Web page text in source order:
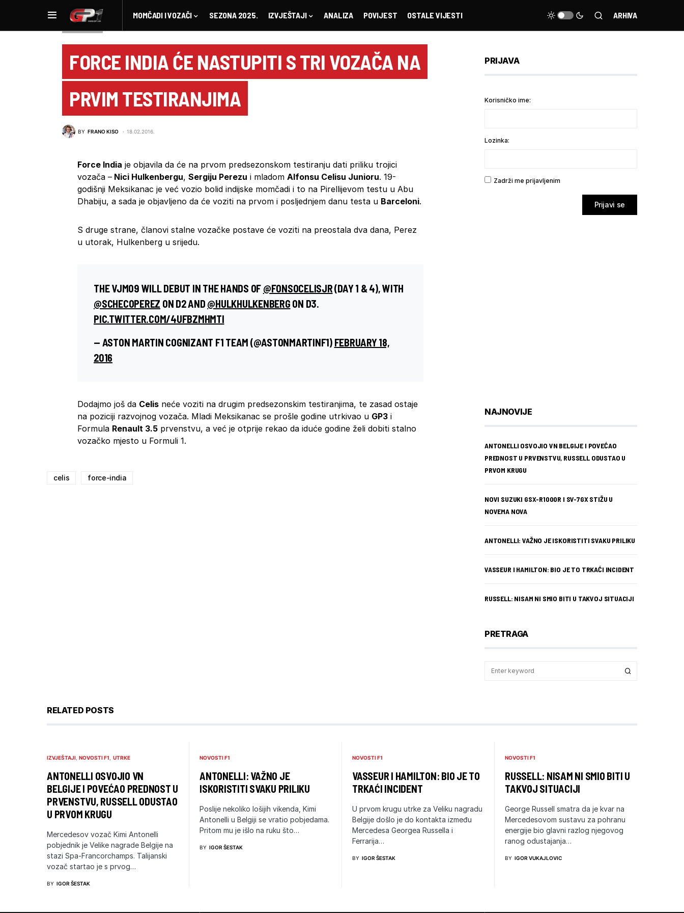
MOMČADI I VOZAČI SEZONA 2025. IZVJEŠTAJI ANALIZA POVIJEST OSTALE VIJESTI ARHIVA
FORCE INDIA ĆE NASTUPITI S TRI VOZAČA NA
PRVIM TESTIRANJIMA
BY FRANO KISO 18.02.2016.
Force India je objavila da će na prvom predsezonskom testiranju dati priliku trojici
vozača – Nici Hulkenbergu, Sergiju Perezu i mladom Alfonsu Celisu Junioru. 19-
godišnji Meksikanac je već vozio bolid indijske momčadi i to na Pirellijevom testu u Abu
Dhabiju, a sada je objavljeno da će voziti na prvom i posljednjem danu testa u Barceloni.
S druge strane, članovi stalne vozačke postave će voziti na preostala dva dana, Perez
u utorak, Hulkenberg u srijedu.
THE VJM09 WILL DEBUT IN THE HANDS OF @FONSOCELISJR(DAY 1 & 4), WITH
@SCHECOPEREZ ON D2 AND @HULKHULKENBERG ON D3.
PIC.TWITTER.COM/4UFBZMHMTI
— ASTON MARTIN COGNIZANT F1 TEAM (@ASTONMARTINF1) FEBRUARY 18,
2016
Dodajmo još da Celis neće voziti na drugim predsezonskim testiranjima, te zasad ostaje
na poziciji razvojnog vozača. Mladi Meksikanac se prošle godine utrkivao u GP3 i
Formula Renault 3.5 prvenstvu, a već je otprije rekao da iduće godine želi dobiti stalno
vozačko mjesto u Formuli 1.
celis force-india
PRIJAVA
Korisničko ime:
Lozinka:
Zadrži me prijavljenim
Prijavi se
NAJNOVIJE
ANTONELLI OSVOJIO VN BELGIJE I POVEĆAO
PREDNOST U PRVENSTVU, RUSSELL ODUSTAO U
PRVOM KRUGU
NOVI SUZUKI GSX-R1000R I SV-7GX STIŽU U
NOVEMA NOVA
ANTONELLI: VAŽNO JE ISKORISTITI SVAKU PRILIKU
VASSEUR I HAMILTON: BIO JE TO TRKAĆI INCIDENT
RUSSELL: NISAM NI SMIO BITI U TAKVOJ SITUACIJI
PRETRAGA
RELATED POSTS
IZVJEŠTAJI NOVOSTI F1 UTRKE
ANTONELLI OSVOJIO VN
BELGIJE I POVEĆAO PREDNOST U
PRVENSTVU, RUSSELL ODUSTAO
U PRVOM KRUGU
Mercedesov vozač Kimi Antonelli
pobjednik je Velike nagrade Belgije na
stazi Spa-Francorchamps. Talijanski
vozač startao je s prvog…
BY IGOR ŠESTAK
NOVOSTI F1
ANTONELLI: VAŽNO JE
ISKORISTITI SVAKU PRILIKU
Poslije nekoliko lošijih vikenda, Kimi
Antonelli u Belgiji se vratio pobjedama.
Pritom mu je išlo na ruku što…
BY IGOR ŠESTAK
NOVOSTI F1
VASSEUR I HAMILTON: BIO JE TO
TRKAĆI INCIDENT
U prvom krugu utrke za Veliku nagradu
Belgije došlo je do kontakta između
Mercedesa Georgea Russella i
Ferrarija…
BY IGOR ŠESTAK
NOVOSTI F1
RUSSELL: NISAM NI SMIO BITI U
TAKVOJ SITUACIJI
George Russell smatra da je kvar na
Mercedesovom sustavu za pohranu
energije bio glavni razlog njegovog
ranog odustajanja…
BY IGOR VUKAJLOVIC